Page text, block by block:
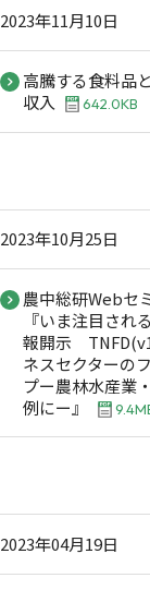
2023年11月10日
高騰する食料品
収入
642.0KB
2023年10月25日
農中総研Webセ
『いま注目され
報開示
ネスセクターの
プー農林水産業
例にー』
2023年04月19日